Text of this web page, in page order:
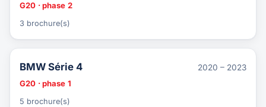
G20 · phase 2
3 brochure(s)
BMW Série 4
2020 – 2023
G20 · phase 1
5 brochure(s)